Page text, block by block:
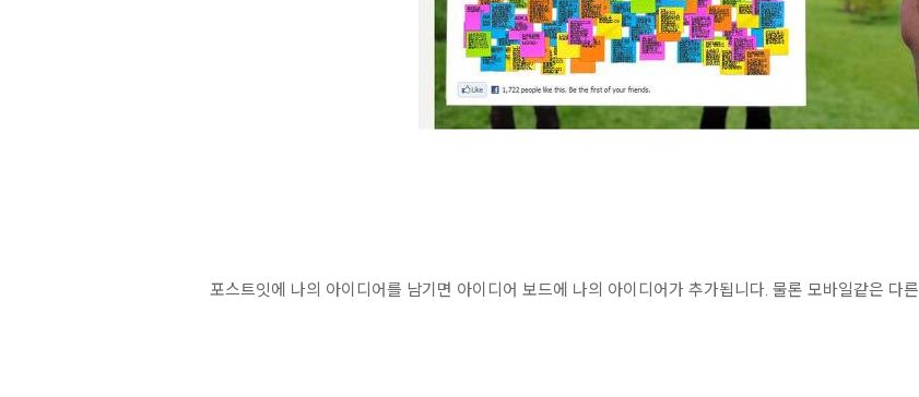
포스트잇에 나의 아이디어를 남기면 아이디어 보드에 나의 아이디어가 추가됩니다. 물론 모바일같은 다른